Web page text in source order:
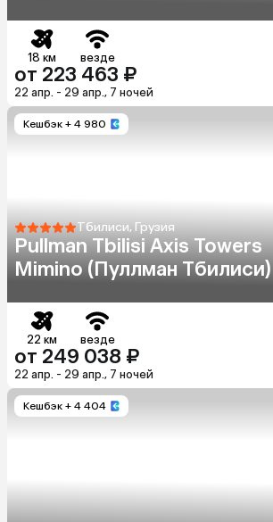
18 км везде
от 223 463 ₽
22 апр. - 29 апр., 7 ночей
Кешбэк + 4 980
Тбилиси, Грузия
Pullman Tbilisi Axis Towers
Mimino (Пуллман Тбилиси)
22 км везде
от 249 038 ₽
22 апр. - 29 апр., 7 ночей
Кешбэк + 4 404